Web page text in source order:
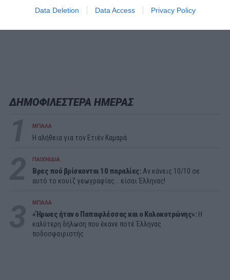
Data Deletion Data Access Privacy Policy
ΔΗΜΟΦΙΛΕΣΤΕΡΑ ΗΜΕΡΑΣ
ΜΠΑΛΑ
Η αλήθεια για τον Ετιέν Καμαρά
ΠΑΙΧΝΙΔΙΑ
Βρες πού βρίσκονται 10 παραλίες: Αν κάνεις 10/10 σε
αυτό το κουίζ γεωγραφίας... είσαι Έλληνας!
ΜΠΑΛΑ
«Ήρωες ήταν ο Παπαφλέσσας και ο Κολοκοτρώνης»: Η
καλύτερη δήλωση που έκανε ποτέ Έλληνας
ποδοσφαιριστής